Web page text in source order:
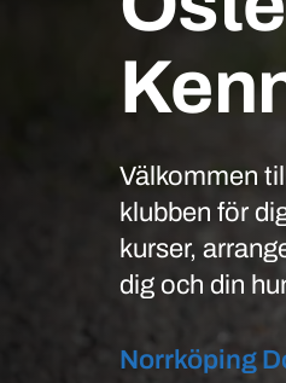
Välkommen
klubben för
kurser,
dig och din
Norrköping